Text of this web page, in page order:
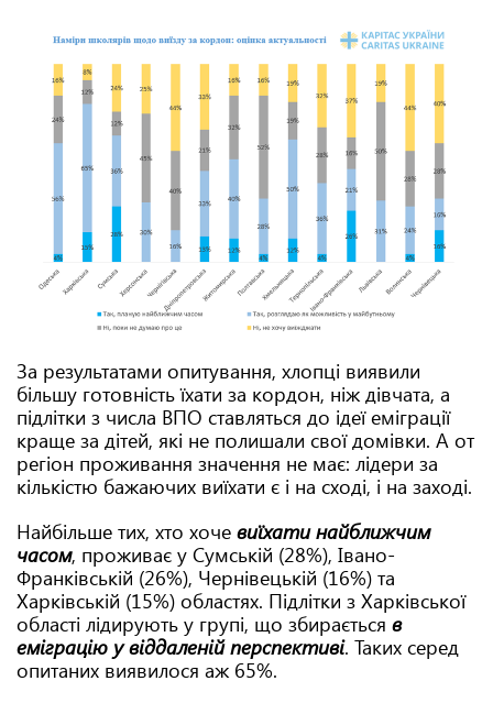
За результатами опитування, хлопці виявили
більшу готовність їхати за кордон, ніж дівчата, а
підлітки з числа ВПО ставляться до ідеї еміграції
краще за дітей, які не полишали свої домівки. А от
регіон проживання значення не має: лідери за
кількістю бажаючих виїхати є і на сході, і на заході.
Найбільше тих, хто хоче виїхати найближчим
часом, проживає у Сумській (28%), Івано-
Франківській (26%), Чернівецькій (16%) та
Харківській (15%) областях. Підлітки з Харківської
області лідирують у групі, що збирається в
еміграцію у віддаленій перспективі. Таких серед
опитаних виявилося аж 65%.